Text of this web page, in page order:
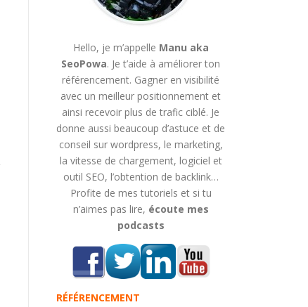
Hello, je m’appelle Manu aka
SeoPowa. Je t’aide à améliorer ton
référencement. Gagner en visibilité
avec un meilleur positionnement et
ainsi recevoir plus de trafic ciblé. Je
donne aussi beaucoup d’astuce et de
conseil sur wordpress, le marketing,
la vitesse de chargement, logiciel et
outil SEO, l’obtention de backlink…
Profite de mes tutoriels et si tu
n’aimes pas lire, écoute mes
podcasts
RÉFÉRENCEMENT